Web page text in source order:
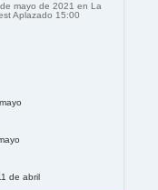
mayo de 2021 en La
Aplazado 15:00
de abril